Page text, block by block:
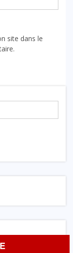
site dans le